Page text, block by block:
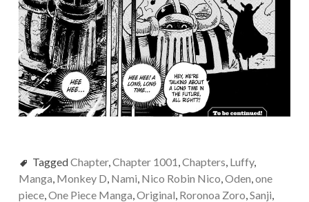
TaggedChapter, Chapter 1001 Chapters Luffy,
Manga Monkey D Nami Nico Robin Nico Oden one
piece, One Piece Manga Original Roronoa Zoro Sanji